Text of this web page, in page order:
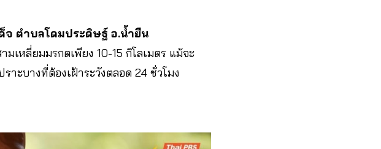
จ ตำบลโดมประดิษฐ์ อ.น้ำยืน
เหลี่ยมมรกตเพียง 10-15 กิโลเมตร แม้จะ
ะบางที่ต้องเฝ้าระวังตลอด 24 ชั่วโมง